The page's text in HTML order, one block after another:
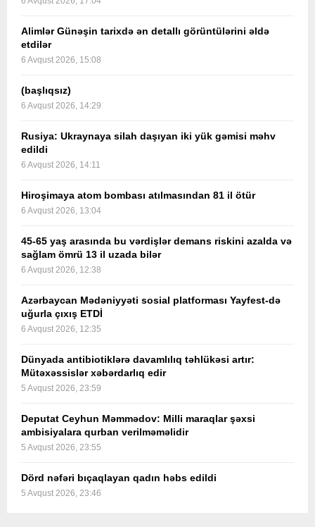
Alimlər Günəşin tarixdə ən detallı görüntülərini əldə
etdilər
6 Avqust 2026, 15:08
(başlıqsız)
6 Avqust 2026, 14:29
Rusiya: Ukraynaya silah daşıyan iki yük gəmisi məhv
edildi
6 Avqust 2026, 14:11
Hiroşimaya atom bombası atılmasından 81 il ötür
6 Avqust 2026, 13:04
45-65 yaş arasında bu vərdişlər demans riskini azalda və
sağlam ömrü 13 il uzada bilər
6 Avqust 2026, 12:38
Azərbaycan Mədəniyyəti sosial platforması Yayfest-də
uğurla çıxış ETDİ
6 Avqust 2026, 12:35
Dünyada antibiotiklərə davamlılıq təhlükəsi artır:
Mütəxəssislər xəbərdarlıq edir
5 Avqust 2026, 23:59
Deputat Ceyhun Məmmədov: Milli maraqlar şəxsi
ambisiyalara qurban verilməməlidir
5 Avqust 2026, 23:55
Dörd nəfəri bıçaqlayan qadın həbs edildi
5 Avqust 2026, 23:46